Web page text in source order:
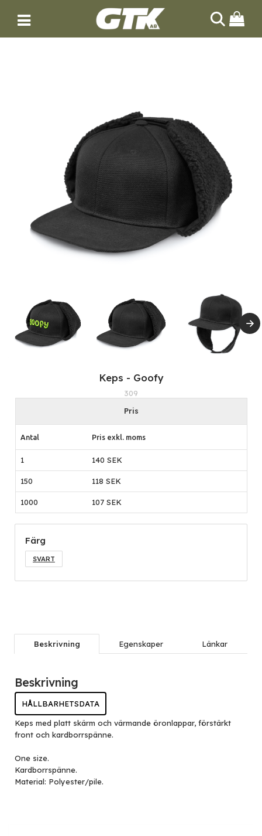
Keps - Goofy
309
Pris
Antal Pris exkl. moms
1 140 SEK
150 118 SEK
1000 107 SEK
Färg
SVART
Beskrivning Egenskaper Länkar
Beskrivning
HÅLLBARHETSDATA
Keps med platt skärm och värmande öronlappar, förstärkt
front och kardborrspänne.
One size.
Kardborrspänne.
Material: Polyester/pile.